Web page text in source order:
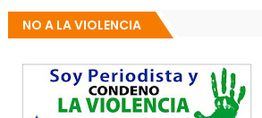
NO A LA VIOLENCIA